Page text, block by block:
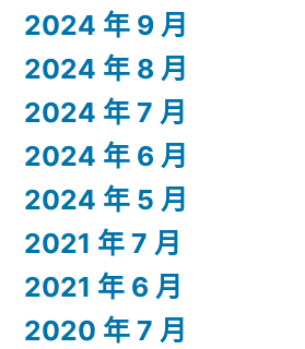
2024 年 9 月
2024 年 8 月
2024 年 7 月
2024 年 6 月
2024 年 5 月
2021 年 7 月
2021 年 6 月
2020 年 7 月